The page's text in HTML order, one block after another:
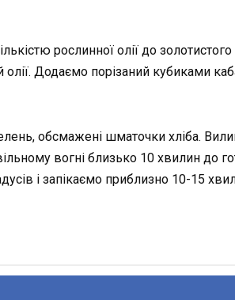
рослинної олії до
Додаємо порізаний кубиками
обсмажені шматочки хліба.
вогні близько 10 хвилин до
і запікаємо приблизно 10-15